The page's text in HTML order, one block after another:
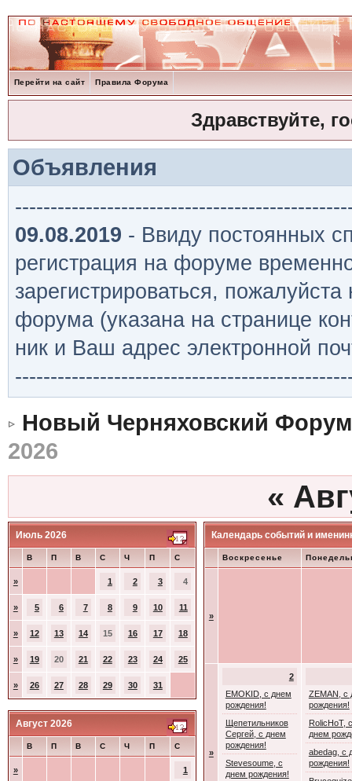
Перейти на сайт Правила Форума
Здравствуйте,
Объявления
09.08.2019 - Ввиду постоянных
регистрация на форуме
зарегистрироваться,
форума (указана на странице
ник и Ваш адрес электронной
Новый Черняховский Форум
2026
«
Июль 2026
В П В С Ч П С
» 1 2 3 4
» 5 6 7 8 9 10 11
» 12 13 14 15 16 17 18
» 19 20 21 22 23 24 25
» 26 27 28 29 30 31
Август 2026
В П В С Ч П С
» 1
Календарь событий и
Воскресенье
»
»
2
EMOKID, с днем
рождения!
Щепетильников
Сергей, с днем
рождения!
Stevesoume, с
днем рождения!
ZEMAN, с
рождения!
RolicHoT, с
днем
abedag, с
рождения!